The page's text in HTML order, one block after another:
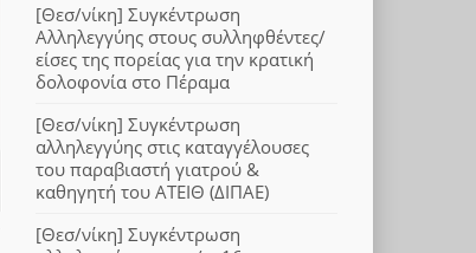
[Θεσ/νίκη] Συγκέντρωση
Αλληλεγγύης στους συλληφθέντες/
είσες της πορείας για την κρατική
δολοφονία στο Πέραμα
[Θεσ/νίκη] Συγκέντρωση
αλληλεγγύης στις καταγγέλουσες
του παραβιαστή γιατρού &
καθηγητή του ΑΤΕΙΘ (ΔΙΠΑΕ)
[Θεσ/νίκη] Συγκέντρωση